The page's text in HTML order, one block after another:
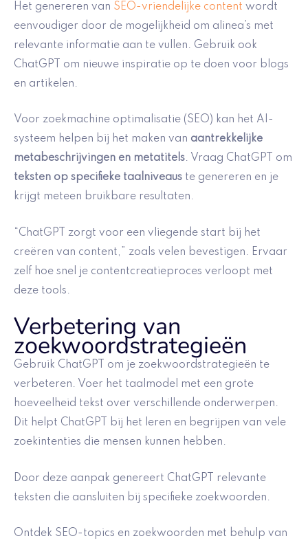
Het genereren van SEO-vriendelijke content wordt
eenvoudiger door de mogelijkheid om alinea’s met
relevante informatie aan te vullen. Gebruik ook
ChatGPT om nieuwe inspiratie op te doen voor blogs
en artikelen.
Voor zoekmachine optimalisatie (SEO) kan het AI-
systeem helpen bij het maken van aantrekkelijke
metabeschrijvingen en metatitels. Vraag ChatGPT om
teksten op specifieke taalniveaus te genereren en je
krijgt meteen bruikbare resultaten.
“ChatGPT zorgt voor een vliegende start bij het
creëren van content,” zoals velen bevestigen. Ervaar
zelf hoe snel je contentcreatieproces verloopt met
deze tools.
Verbetering van
zoekwoordstrategieën
Gebruik ChatGPT om je zoekwoordstrategieën te
verbeteren. Voer het taalmodel met een grote
hoeveelheid tekst over verschillende onderwerpen.
Dit helpt ChatGPT bij het leren en begrijpen van vele
zoekintenties die mensen kunnen hebben.
Door deze aanpak genereert ChatGPT relevante
teksten die aansluiten bij specifieke zoekwoorden.
Ontdek SEO-topics en zoekwoorden met behulp van